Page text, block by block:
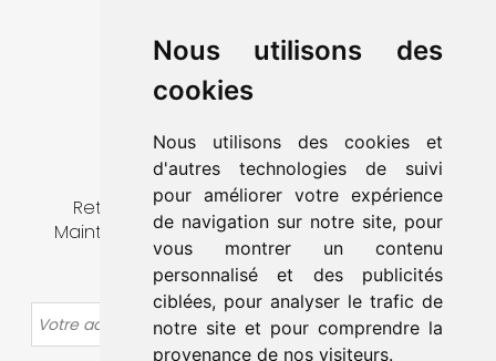
Nous utilisons des
cookies
Nous utilisons des cookies et
d'autres technologies de suivi
pour améliorer votre expérience
de navigation sur notre site, pour
vous montrer un contenu
personnalisé et des publicités
ciblées, pour analyser le trafic de
notre site et pour comprendre la
provenance de nos visiteurs.
MA VILLE
VIVRE À MAINTENON
DÉCOUVRIR & SORTIR
CONTACT
Retrouvez toute l’actualité de la ville de
Maintenon en vous abonnant à notre lettre
d’information.
OK